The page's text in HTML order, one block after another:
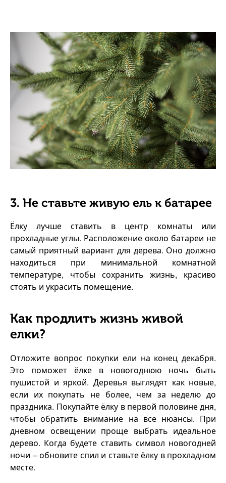
3. Не ставьте живую ель к батарее
Ёлку лучше ставить в центр комнаты или
прохладные углы. Расположение около батареи не
самый приятный вариант для дерева. Оно должно
находиться при минимальной комнатной
температуре, чтобы сохранить жизнь, красиво
стоять и украсить помещение.
Как продлить жизнь живой
елки?
Отложите вопрос покупки ели на конец декабря.
Это поможет ёлке в новогоднюю ночь быть
пушистой и яркой. Деревья выглядят как новые,
если их покупать не более, чем за неделю до
праздника. Покупайте ёлку в первой половине дня,
чтобы обратить внимание на все нюансы. При
дневном освещении проще выбрать идеальное
дерево. Когда будете ставить символ новогодней
ночи – обновите спил и ставьте ёлку в прохладном
месте.